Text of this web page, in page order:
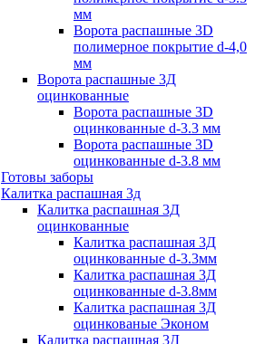
мм
Ворота распашные 3D
полимерное покрытие d-4,0
мм
Ворота распашные 3Д
оцинкованные
Ворота распашные 3D
оцинкованные d-3.3 мм
Ворота распашные 3D
оцинкованные d-3.8 мм
Готовы заборы
Калитка распашная 3д
Калитка распашная 3Д
оцинкованные
Калитка распашная 3Д
оцинкованные d-3.3мм
Калитка распашная 3Д
оцинкованные d-3.8мм
Калитка распашная 3Д
оцинкованые Эконом
Калитка распашная 3Д